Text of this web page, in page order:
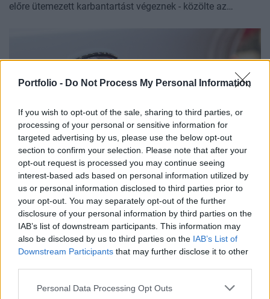
Portfolio - Do Not Process My Personal Information
If you wish to opt-out of the sale, sharing to third parties, or
processing of your personal or sensitive information for
targeted advertising by us, please use the below opt-out
section to confirm your selection. Please note that after your
opt-out request is processed you may continue seeing
interest-based ads based on personal information utilized by
us or personal information disclosed to third parties prior to
your opt-out. You may separately opt-out of the further
disclosure of your personal information by third parties on the
IAB’s list of downstream participants. This information may
also be disclosed by us to third parties on the IAB’s List of
Downstream Participants that may further disclose it to other
Personal Data Processing Opt Outs
előre ütemezett karbantartást végeznek - közölte az
2025. november 03. 17:36 | Portfolio
Halálos csapda lett a Tesla: családok perelnek
a bezáródó ajtók miatt
Wisconsinban pert indítottak a Tesla ellen egy tavaly
novemberi baleset miatt, amelyben öt ember meghalt, a
felperesek szerint az elektronikus ajtózárak